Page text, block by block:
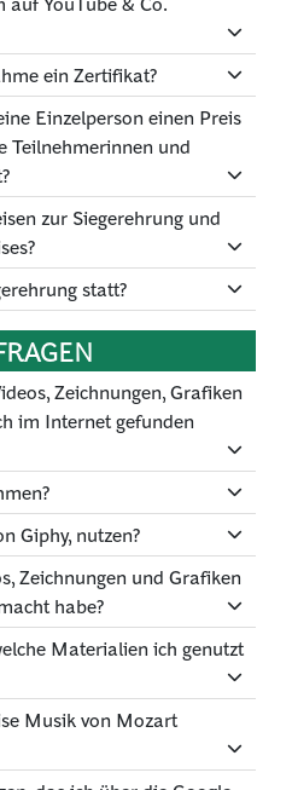
ein Zertifikat?
Einzelperson einen Preis
Teilnehmerinnen und
zur Siegerehrung und
statt?
Zeichnungen, Grafiken
im Internet gefunden
Giphy, nutzen?
Zeichnungen und Grafiken
habe?
Materialien ich genutzt
Musik von Mozart